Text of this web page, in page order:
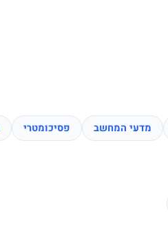
מדעי המחשב פסיכומטרי